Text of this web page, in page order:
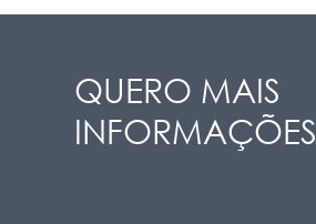
QUERO MAIS
INFORMAÇÕES